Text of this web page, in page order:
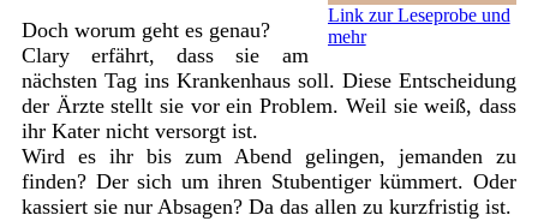
Link zur Leseprobe und
mehr
Doch worum geht es genau?
Clary erfährt, dass sie am
nächsten Tag ins Krankenhaus soll. Diese Entscheidung
der Ärzte stellt sie vor ein Problem. Weil sie weiß, dass
ihr Kater nicht versorgt ist.
Wird es ihr bis zum Abend gelingen, jemanden zu
finden? Der sich um ihren Stubentiger kümmert. Oder
kassiert sie nur Absagen? Da das allen zu kurzfristig ist.